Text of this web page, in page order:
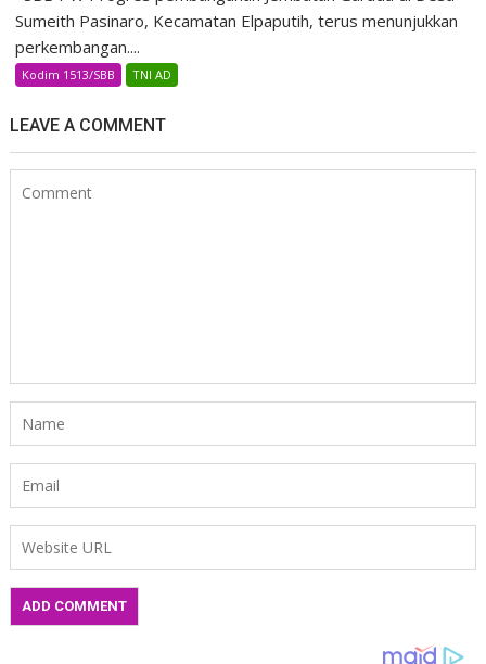
Sumeith Pasinaro, Kecamatan Elpaputih, terus menunjukkan
perkembangan....
Kodim 1513/SBB TNI AD
LEAVE A COMMENT